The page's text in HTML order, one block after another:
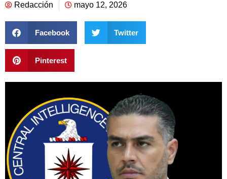
Redacción mayo 12, 2026
Facebook Twitter
Pinterest